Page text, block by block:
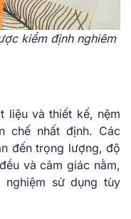
kiểm định nghiêm
liệu và thiết kế, nệm
chế nhất định. Các
đến trọng lượng, độ
và cảm giác nằm,
sử dụng tùy